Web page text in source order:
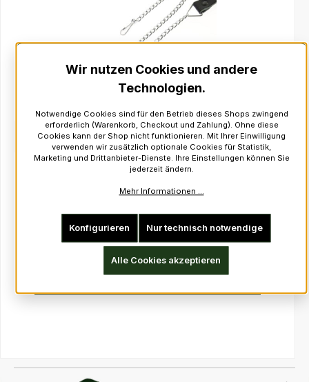
Sporrangürtel, Chrom
Produktnummer: 1346V
inkl. Mwst: 19,00 €*
exkl. Mwst: 15,97 €
Wir nutzen Cookies und andere
Technologien.
Notwendige Cookies sind für den Betrieb dieses Shops zwingend
erforderlich (Warenkorb, Checkout und Zahlung). Ohne diese
Cookies kann der Shop nicht funktionieren. Mit Ihrer Einwilligung
verwenden wir zusätzlich optionale Cookies für Statistik,
Marketing und Drittanbieter-Dienste. Ihre Einstellungen können Sie
jederzeit ändern.
Mehr Informationen ...
Nur technisch notwendige
Konfigurieren
Alle Cookies akzeptieren